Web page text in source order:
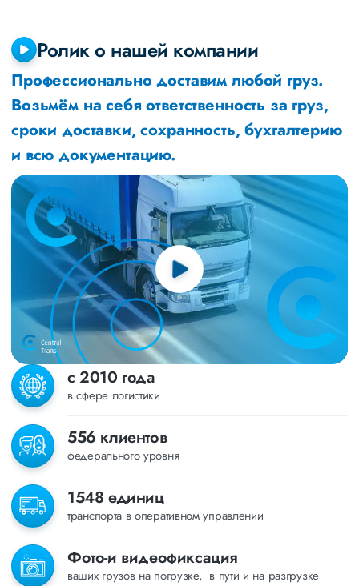
Ролик о нашей компании
Профессионально доставим любой груз.
Возьмём на себя ответственность за груз,
сроки доставки, сохранность, бухгалтерию
и всю документацию.
с 2010 года
в сфере логистики
556 клиентов
федерального уровня
1548 единиц
транспорта в оперативном управлении
Фото-и видеофиксация
ваших грузов на погрузке, в пути и на разгрузке